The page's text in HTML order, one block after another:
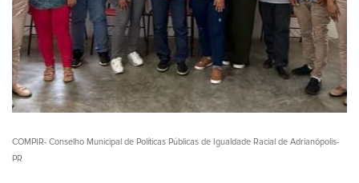
COMPIR- Conselho Municipal de Políticas Públicas de Igualdade Racial de Adrianópolis-
PR